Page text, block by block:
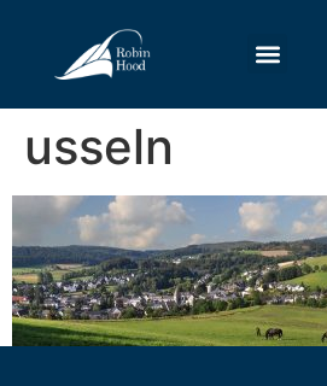
usseln